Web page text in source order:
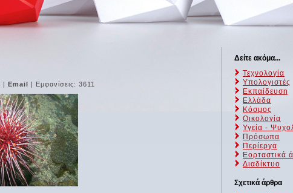
| Email | Εμφανίσεις: 3611
Δείτε ακόμα...
Τεχνολογία
Υπολογιστές
Εκπαίδευση
Ελλάδα
Κόσμος
Οικολογία
Υγεία -
Πρόσωπα
Περίεργα
Εορταστικά
Διαδίκτυο
Σχετικά άρθρα